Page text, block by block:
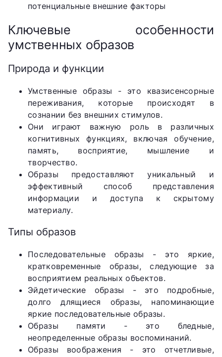
потенциальные внешние факторы
Ключевые особенности
умственных образов
Природа и функции
Умственные образы - это квазисенсорные
переживания, которые происходят в
сознании без внешних стимулов.
Они играют важную роль в различных
когнитивных функциях, включая обучение,
память, восприятие, мышление и
творчество.
Образы предоставляют уникальный и
эффективный способ представления
информации и доступа к скрытому
материалу.
Типы образов
Последовательные образы - это яркие,
кратковременные образы, следующие за
восприятием реальных объектов.
Эйдетические образы - это подробные,
долго длящиеся образы, напоминающие
яркие последовательные образы.
Образы памяти - это бледные,
неопределенные образы воспоминаний.
Образы воображения - это отчетливые,